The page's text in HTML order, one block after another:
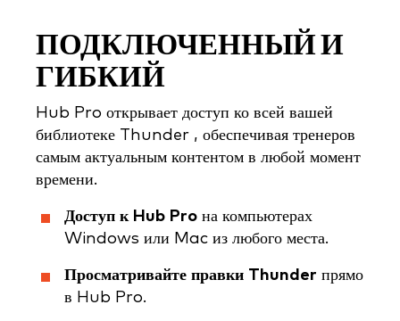
ПОДКЛЮЧЕННЫЙ И
ГИБКИЙ
Hub Pro открывает доступ ко всей вашей
библиотеке Thunder , обеспечивая тренеров
самым актуальным контентом в любой момент
времени.
Доступ к Hub Pro на компьютерах
Windows или Mac из любого места.
Просматривайте правки Thunder прямо
в Hub Pro.